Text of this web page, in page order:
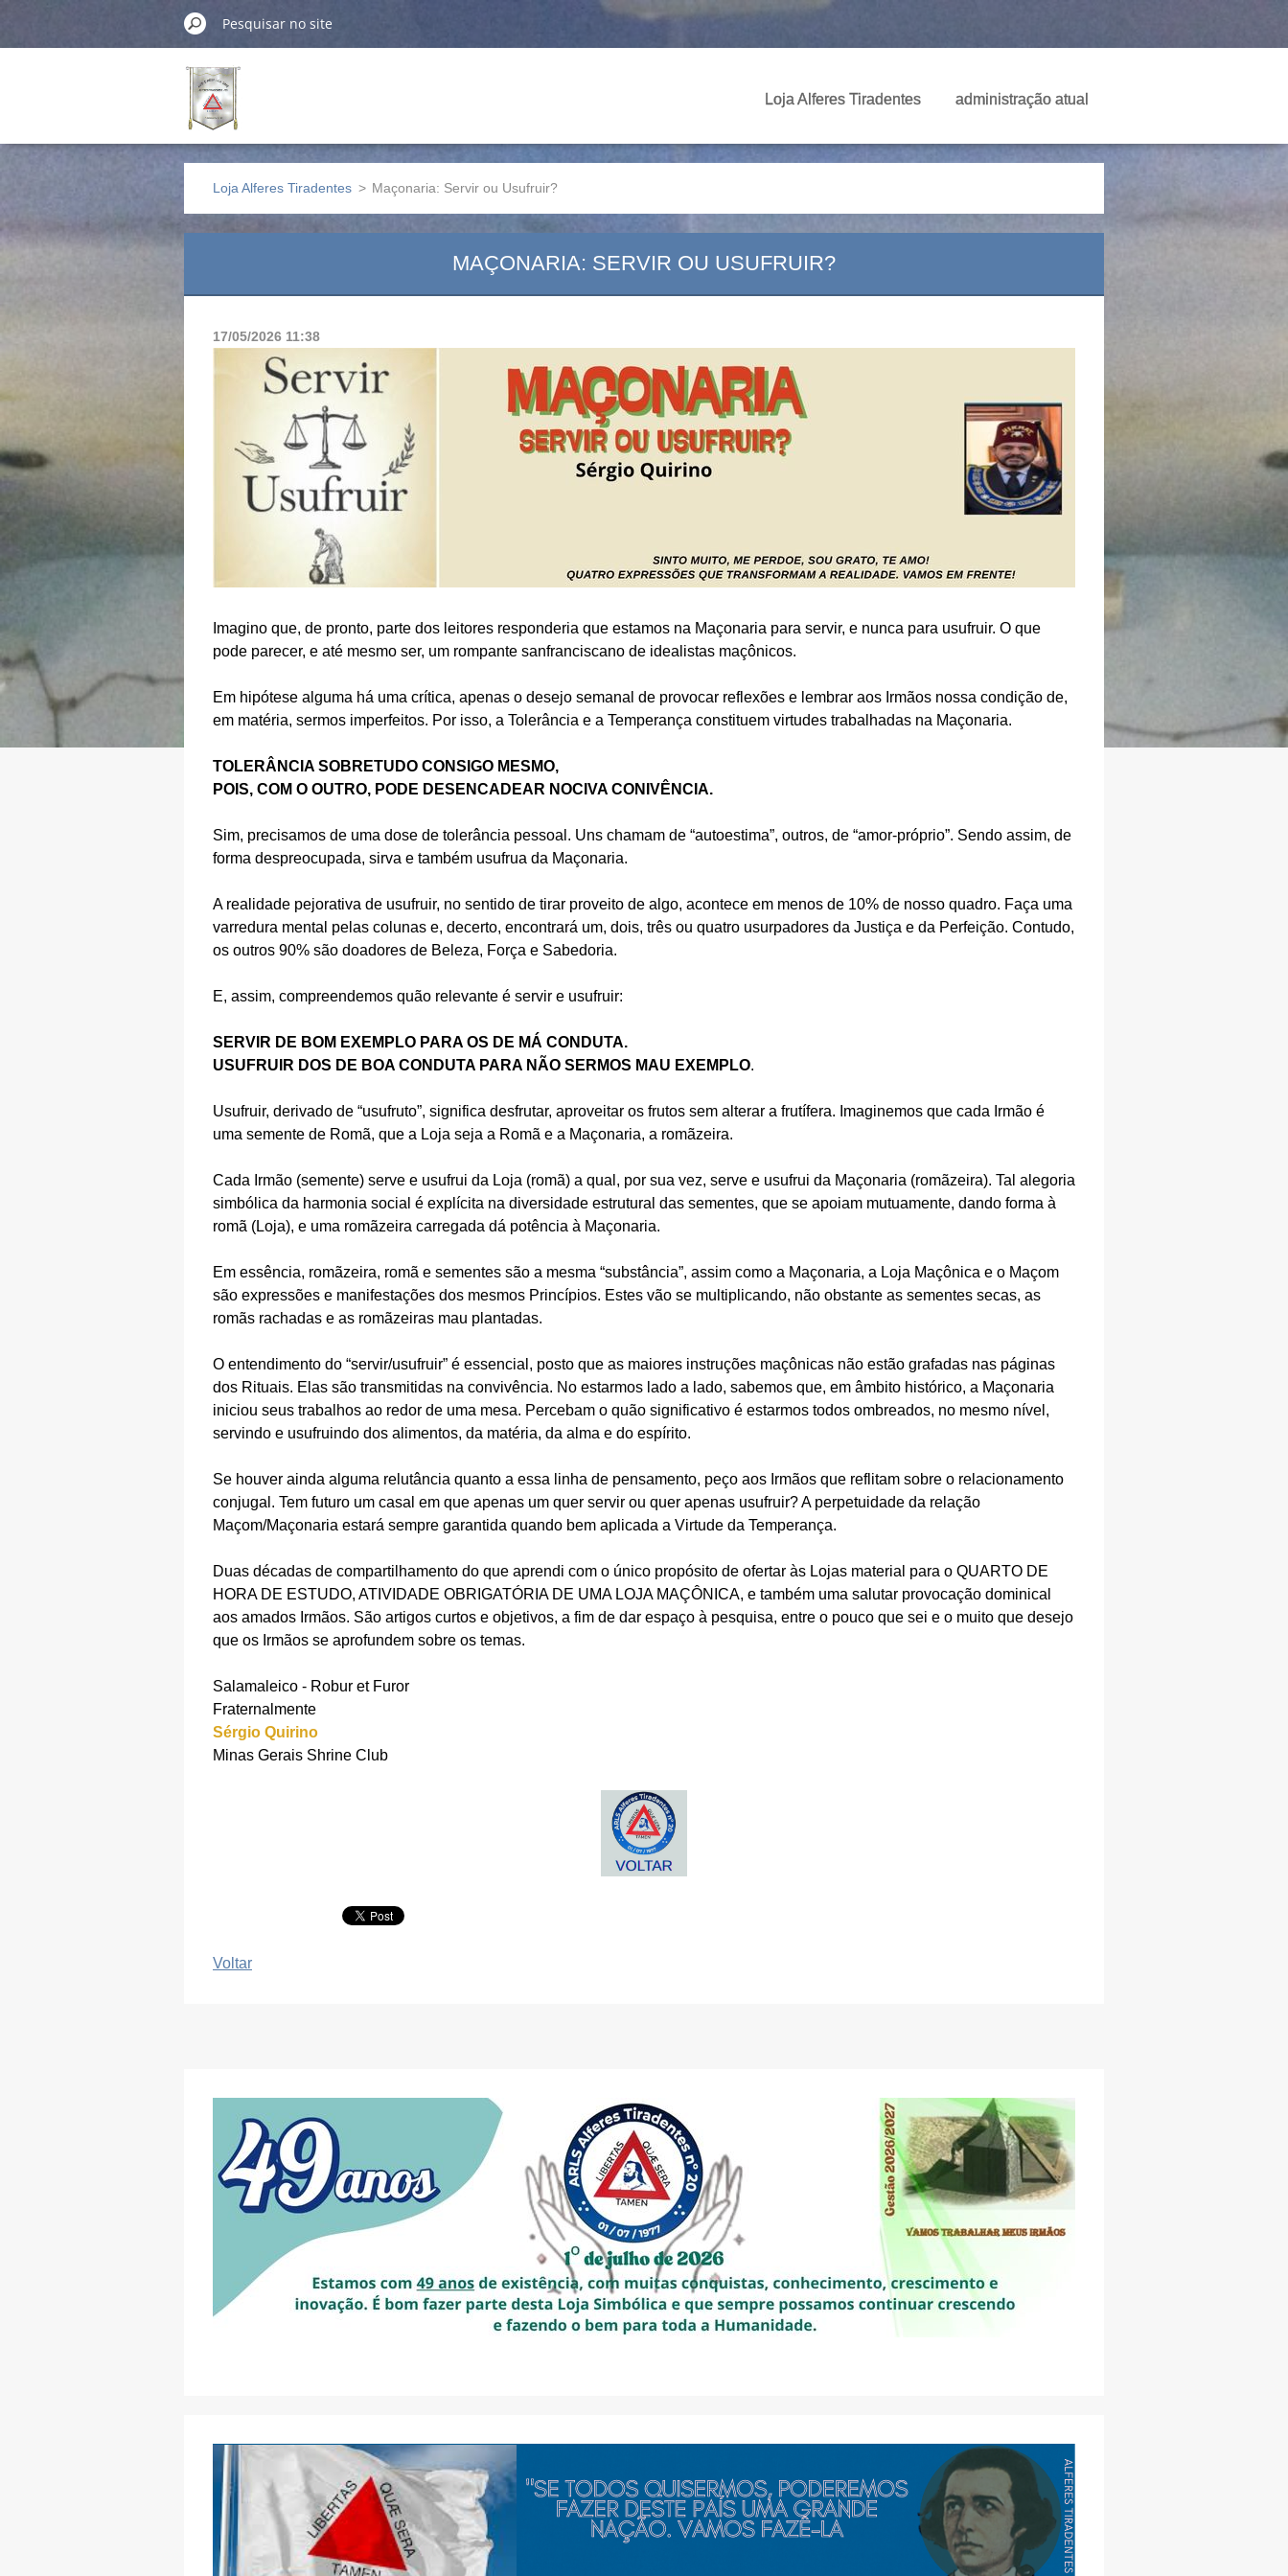
Loja Alferes Tiradentes administração atual
Loja Alferes Tiradentes > Maçonaria: Servir ou Usufruir?
MAÇONARIA: SERVIR OU USUFRUIR?
17/05/2026 11:38
Imagino que, de pronto, parte dos leitores responderia que estamos na Maçonaria para servir, e nunca para usufruir. O que
pode parecer, e até mesmo ser, um rompante sanfranciscano de idealistas maçônicos.
Em hipótese alguma há uma crítica, apenas o desejo semanal de provocar reflexões e lembrar aos Irmãos nossa condição de,
em matéria, sermos imperfeitos. Por isso, a Tolerância e a Temperança constituem virtudes trabalhadas na Maçonaria.
TOLERÂNCIA SOBRETUDO CONSIGO MESMO,
POIS, COM O OUTRO, PODE DESENCADEAR NOCIVA CONIVÊNCIA.
Sim, precisamos de uma dose de tolerância pessoal. Uns chamam de “autoestima”, outros, de “amor-próprio”. Sendo assim, de
forma despreocupada, sirva e também usufrua da Maçonaria.
A realidade pejorativa de usufruir, no sentido de tirar proveito de algo, acontece em menos de 10% de nosso quadro. Faça uma
varredura mental pelas colunas e, decerto, encontrará um, dois, três ou quatro usurpadores da Justiça e da Perfeição. Contudo,
os outros 90% são doadores de Beleza, Força e Sabedoria.
E, assim, compreendemos quão relevante é servir e usufruir:
SERVIR DE BOM EXEMPLO PARA OS DE MÁ CONDUTA.
USUFRUIR DOS DE BOA CONDUTA PARA NÃO SERMOS MAU EXEMPLO.
Usufruir, derivado de “usufruto”, significa desfrutar, aproveitar os frutos sem alterar a frutífera. Imaginemos que cada Irmão é
uma semente de Romã, que a Loja seja a Romã e a Maçonaria, a romãzeira.
Cada Irmão (semente) serve e usufrui da Loja (romã) a qual, por sua vez, serve e usufrui da Maçonaria (romãzeira). Tal alegoria
simbólica da harmonia social é explícita na diversidade estrutural das sementes, que se apoiam mutuamente, dando forma à
romã (Loja), e uma romãzeira carregada dá potência à Maçonaria.
Em essência, romãzeira, romã e sementes são a mesma “substância”, assim como a Maçonaria, a Loja Maçônica e o Maçom
são expressões e manifestações dos mesmos Princípios. Estes vão se multiplicando, não obstante as sementes secas, as
romãs rachadas e as romãzeiras mau plantadas.
O entendimento do “servir/usufruir” é essencial, posto que as maiores instruções maçônicas não estão grafadas nas páginas
dos Rituais. Elas são transmitidas na convivência. No estarmos lado a lado, sabemos que, em âmbito histórico, a Maçonaria
iniciou seus trabalhos ao redor de uma mesa. Percebam o quão significativo é estarmos todos ombreados, no mesmo nível,
servindo e usufruindo dos alimentos, da matéria, da alma e do espírito.
Se houver ainda alguma relutância quanto a essa linha de pensamento, peço aos Irmãos que reflitam sobre o relacionamento
conjugal. Tem futuro um casal em que apenas um quer servir ou quer apenas usufruir? A perpetuidade da relação
Maçom/Maçonaria estará sempre garantida quando bem aplicada a Virtude da Temperança.
Duas décadas de compartilhamento do que aprendi com o único propósito de ofertar às Lojas material para o QUARTO DE
HORA DE ESTUDO, ATIVIDADE OBRIGATÓRIA DE UMA LOJA MAÇÔNICA, e também uma salutar provocação dominical
aos amados Irmãos. São artigos curtos e objetivos, a fim de dar espaço à pesquisa, entre o pouco que sei e o muito que desejo
que os Irmãos se aprofundem sobre os temas.
Salamaleico - Robur et Furor
Fraternalmente
Sérgio Quirino
Minas Gerais Shrine Club
Voltar